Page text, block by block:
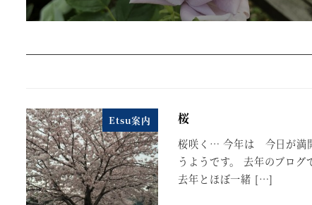
Etsu案内 桜
桜咲く… 今年は 今日が満
うようです。 去年のブロ
去年とほぼ一緒 […]